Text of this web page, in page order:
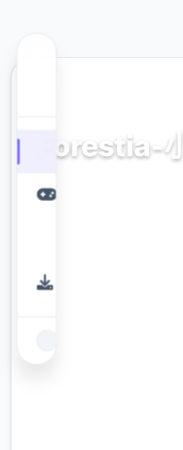
Forestia-
官方中文，中文版